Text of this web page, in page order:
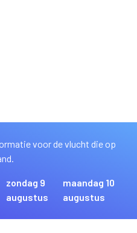
voor de vlucht die op
zondag 9
augustus
maandag 10
augustus